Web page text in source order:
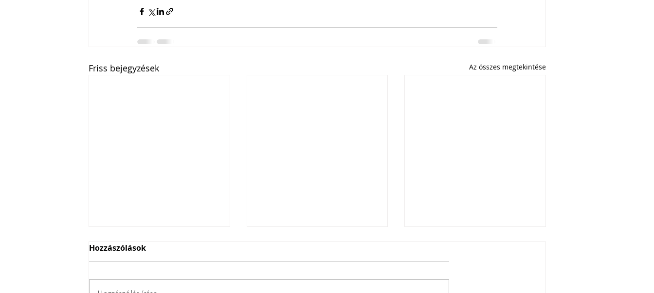
Friss bejegyzések Az összes megtekintése
Hozzászólások